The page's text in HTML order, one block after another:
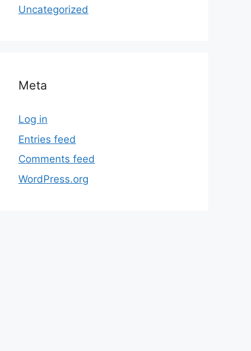
Uncategorized
Meta
Log in
Entries feed
Comments feed
WordPress.org